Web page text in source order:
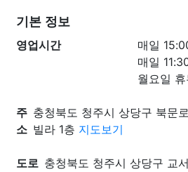
기본 정보
영업시간
매일
매일
월요일
주
소
충청북도 청주시 상당구 북문
빌라 1층 지도보기
도로 충청북도 청주시 상당구 교